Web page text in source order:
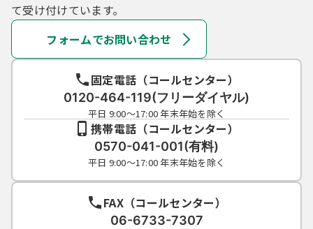
て受け付けています。
フォームでお問い合わせ
固定電話（コールセンター）
0120-464-119(フリーダイヤル)
平日 9:00～17:00 年末年始を除く
携帯電話（コールセンター）
0570-041-001(有料)
平日 9:00～17:00 年末年始を除く
FAX（コールセンター）
06-6733-7307